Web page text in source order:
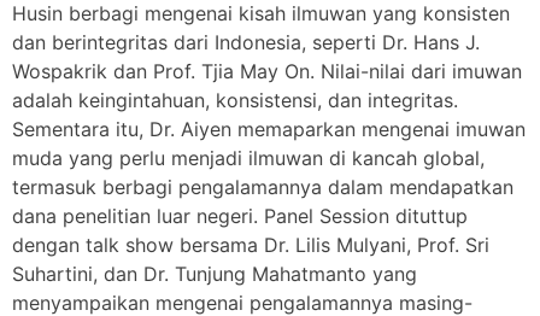
Husin berbagi mengenai kisah ilmuwan yang konsisten
dan berintegritas dari Indonesia, seperti Dr. Hans J.
Wospakrik dan Prof. Tjia May On. Nilai-nilai dari imuwan
adalah keingintahuan, konsistensi, dan integritas.
Sementara itu, Dr. Aiyen memaparkan mengenai imuwan
muda yang perlu menjadi ilmuwan di kancah global,
termasuk berbagi pengalamannya dalam mendapatkan
dana penelitian luar negeri. Panel Session dituttup
dengan talk show bersama Dr. Lilis Mulyani, Prof. Sri
Suhartini, dan Dr. Tunjung Mahatmanto yang
menyampaikan mengenai pengalamannya masing-